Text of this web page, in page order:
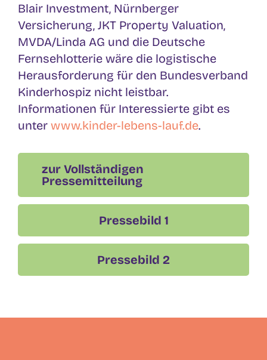
Blair Investment, Nürnberger
Versicherung, JKT Property Valuation,
MVDA/Linda AG und die Deutsche
Fernsehlotterie wäre die logistische
Herausforderung für den Bundesverband
Kinderhospiz nicht leistbar.
Informationen für Interessierte gibt es
unter www.kinder-lebens-lauf.de.
zur Vollständigen
Pressemitteilung
Pressebild 1
Pressebild 2